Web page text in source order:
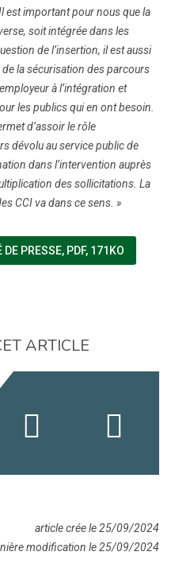
est important pour nous que la
soit intégrée dans les
de l’insertion, il est aussi
la sécurisation des parcours
à l’intégration et
les publics qui en ont besoin.
d’assoir le rôle
dévolu au service public de
dans l’intervention auprès
des sollicitations. La
CCI va dans ce sens. »
DE PRESSE(NOUVELLE FENÊTRE)
, PDF, 171KO
ARTICLE
article crée le 25/09/2024
modification le 25/09/2024